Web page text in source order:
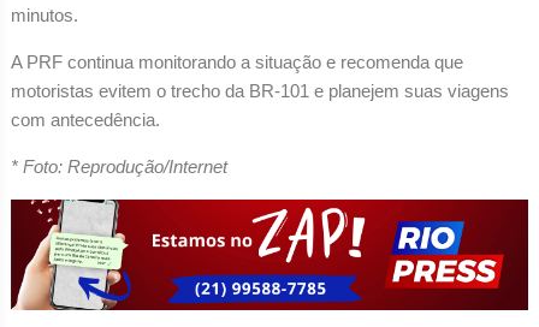
minutos.
A PRF continua monitorando a situação e recomenda que
motoristas evitem o trecho da BR-101 e planejem suas viagens
com antecedência.
* Foto: Reprodução/Internet